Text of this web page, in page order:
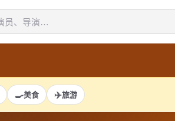
🍳美食 ✈️旅游